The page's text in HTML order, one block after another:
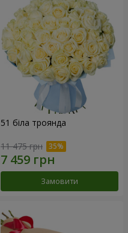
51 біла троянда
11 475 грн
Замовити